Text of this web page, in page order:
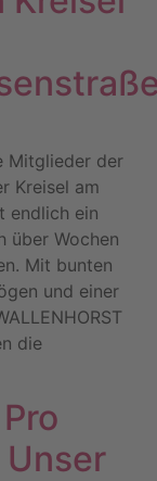
Mitglieder der
Kreisel am
endlich ein
über Wochen
Mit bunten
und einer
die
Unser